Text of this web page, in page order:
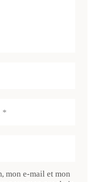
mon e-mail et mon